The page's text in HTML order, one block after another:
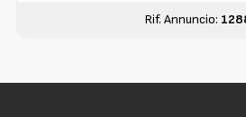
Rif. Annuncio: